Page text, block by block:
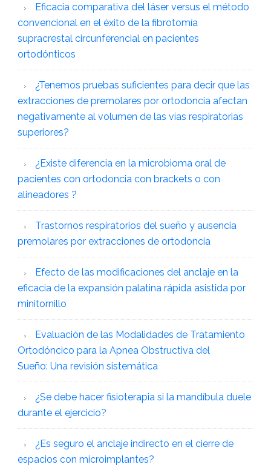
Eficacia comparativa del láser versus el método
convencional en el éxito de la fibrotomía
supracrestal circunferencial en pacientes
ortodónticos
¿Tenemos pruebas suficientes para decir que las
extracciones de premolares por ortodoncia afectan
negativamente al volumen de las vías respiratorias
superiores?
¿Existe diferencia en la microbioma oral de
pacientes con ortodoncia con brackets o con
alineadores ?
Trastornos respiratorios del sueño y ausencia
premolares por extracciones de ortodoncia
Efecto de las modificaciones del anclaje en la
eficacia de la expansión palatina rápida asistida por
minitornillo
Evaluación de las Modalidades de Tratamiento
Ortodóncico para la Apnea Obstructiva del
Sueño: Una revisión sistemática
¿Se debe hacer fisioterapia si la mandíbula duele
durante el ejercicio?
¿Es seguro el anclaje indirecto en el cierre de
espacios con microimplantes?